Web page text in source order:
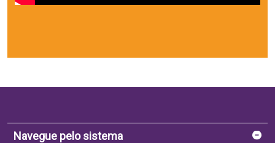
Navegue pelo sistema